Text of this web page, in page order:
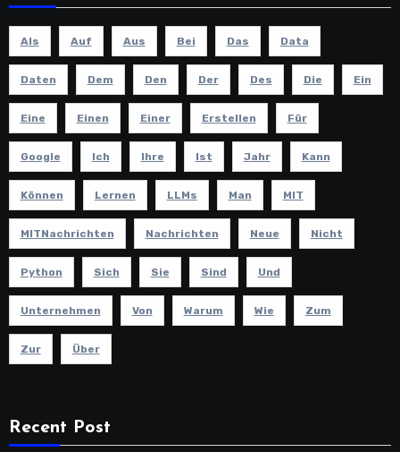
Als Auf Aus Bei Das Data
Daten Dem Den Der Des Die Ein
Eine Einen Einer Erstellen Für
Google Ich Ihre Ist Jahr Kann
Können Lernen LLMs Man MIT
MITNachrichten Nachrichten Neue Nicht
Python Sich Sie Sind Und
Unternehmen Von Warum Wie Zum
Zur Über
Recent Post